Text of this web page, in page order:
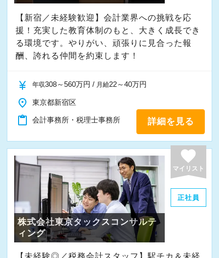
私たちと一緒に成長しながら働いてみません
か。
ご応募をお待ちしております！
【新宿／未経験歓迎】会計業界への挑戦を応
援！充実した教育体制のもと、大きく成長でき
る環境です。やりがい、頑張りに見合った報
酬、誇れる仲間を約束します！
currency_yen 年収308～560万円 / 月給22～40万円
place 東京都新宿区
content_paste 会計事務所・税理士事務所 詳細を見る
favorite
マイリスト
正社員
株式会社東京タックスコンサルテ
ィング